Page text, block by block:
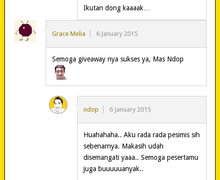
Ikutan dong kaaaak…
Grace Melia 6 January 2015
Semoga giveaway nya sukses ya, Mas Ndop
ndop 6 January 2015
Huahahaha.. Aku rada rada pesimis sih
sebenarnya. Makasih udah
disemangati yaaa.. Semoga pesertamu
juga buuuuuanyak..